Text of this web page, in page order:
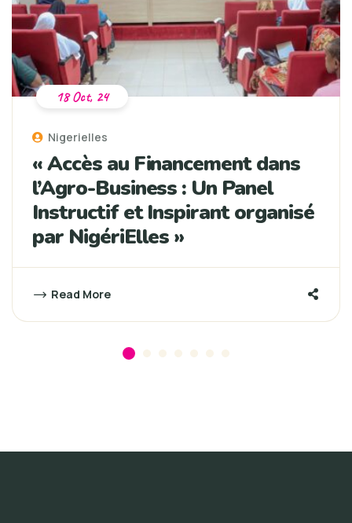
Nigerielles
« Accès au Financement dans
l’Agro-Business : Un Panel
Instructif et Inspirant organisé
par NigériElles »
Read More
18 Oct, 24